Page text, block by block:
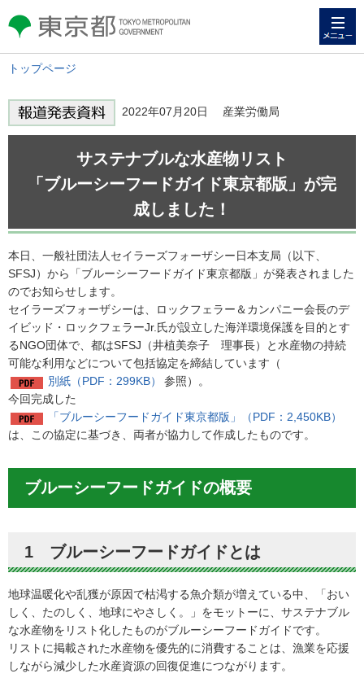
東京都 TOKYO METROPOLITAN
GOVERNMENT
トップページ
2022年07月20日 産業労働局
サステナブルな水産物リスト
「ブルーシーフードガイド東京都版」が完
成しました！
本日、一般社団法人セイラーズフォーザシー日本支局（以下、
SFSJ）から「ブルーシーフードガイド東京都版」が発表されました
のでお知らせします。
セイラーズフォーザシーは、ロックフェラー＆カンパニー会長のデ
イビッド・ロックフェラーJr.氏が設立した海洋環境保護を目的とす
るNGO団体で、都はSFSJ（井植美奈子 理事長）と水産物の持続
可能な利用などについて包括協定を締結しています（
別紙（PDF：299KB）
参照）。
今回完成した
「ブルーシーフードガイド東京都版」（PDF：2,450KB）
は、この協定に基づき、両者が協力して作成したものです。
ブルーシーフードガイドの概要
1 ブルーシーフードガイドとは
地球温暖化や乱獲が原因で枯渇する魚介類が増えている中、「おい
しく、たのしく、地球にやさしく。」をモットーに、サステナブル
な水産物をリスト化したものがブルーシーフードガイドです。
リストに掲載された水産物を優先的に消費することは、漁業を応援
しながら減少した水産資源の回復促進につながります。